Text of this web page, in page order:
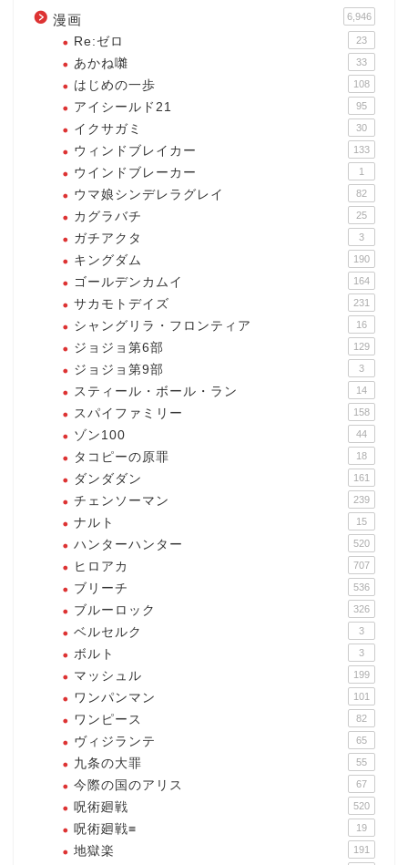
漫画 6,946
Re:ゼロ 23
あかね囃 33
はじめの一歩 108
アイシールド21 95
イクサガミ 30
ウィンドブレイカー 133
ウインドブレーカー 1
ウマ娘シンデレラグレイ 82
カグラバチ 25
ガチアクタ 3
キングダム 190
ゴールデンカムイ 164
サカモトデイズ 231
シャングリラ・フロンティア 16
ジョジョ第6部 129
ジョジョ第9部 3
スティール・ボール・ラン 14
スパイファミリー 158
ゾン100 44
タコピーの原罪 18
ダンダダン 161
チェンソーマン 239
ナルト 15
ハンターハンター 520
ヒロアカ 707
ブリーチ 536
ブルーロック 326
ベルセルク 3
ボルト 3
マッシュル 199
ワンパンマン 101
ワンピース 82
ヴィジランテ 65
九条の大罪 55
今際の国のアリス 67
呪術廻戦 520
呪術廻戦≡ 19
地獄楽 191